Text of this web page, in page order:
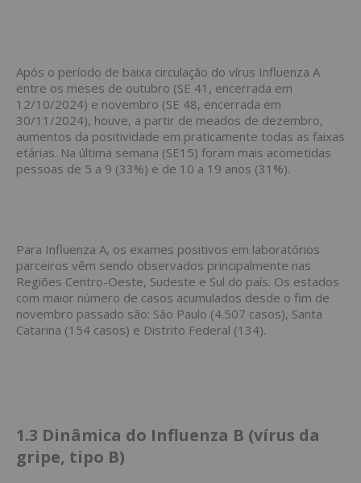
Após o período de baixa circulação do vírus Influenza A
entre os meses de outubro (SE 41, encerrada em
12/10/2024) e novembro (SE 48, encerrada em
30/11/2024), houve, a partir de meados de dezembro,
aumentos da positividade em praticamente todas as faixas
etárias. Na última semana (SE15) foram mais acometidas
pessoas de 5 a 9 (33%) e de 10 a 19 anos (31%).
Para Influenza A, os exames positivos em laboratórios
parceiros vêm sendo observados principalmente nas
Regiões Centro-Oeste, Sudeste e Sul do país. Os estados
com maior número de casos acumulados desde o fim de
novembro passado são: São Paulo (4.507 casos), Santa
Catarina (154 casos) e Distrito Federal (134).
1.3 Dinâmica do Influenza B (vírus da
gripe, tipo B)